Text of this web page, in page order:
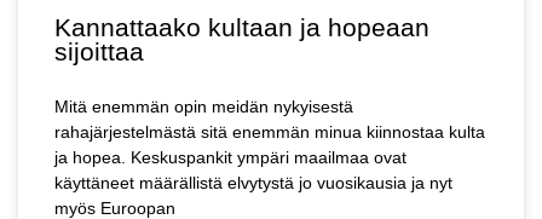
Kannattaako kultaan ja hopeaan
sijoittaa
Mitä enemmän opin meidän nykyisestä
rahajärjestelmästä sitä enemmän minua kiinnostaa kulta
ja hopea. Keskuspankit ympäri maailmaa ovat
käyttäneet määrällistä elvytystä jo vuosikausia ja nyt
myös Euroopan